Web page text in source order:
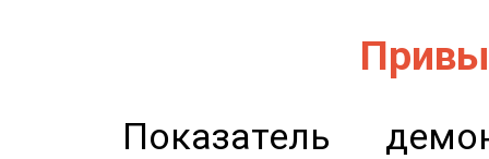
Показатель